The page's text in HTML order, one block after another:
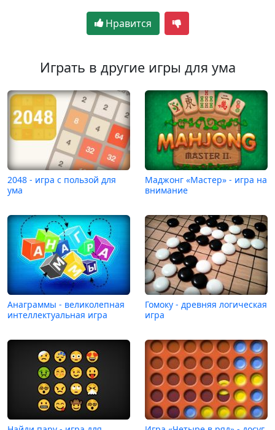
Нравится
Играть в другие игры для ума
2048 - игра с пользой для
ума
Маджонг «Мастер» - игра на
внимание
Анаграммы - великолепная
интеллектуальная игра
Гомоку - древняя логическая
игра